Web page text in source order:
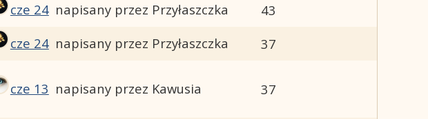
cze 24 napisany przez Przyłaszczka
43
cze 24 napisany przez Przyłaszczka
37
cze 13 napisany przez Kawusia 37